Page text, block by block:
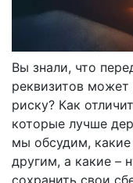
Вы знали, что
реквизитов
риску? Как
которые лучше
мы обсудим,
другим, а какие –
сохранить свои